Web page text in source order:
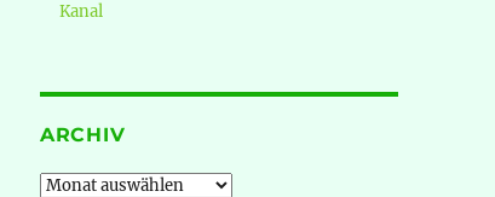
Kanal
ARCHIV
Archiv